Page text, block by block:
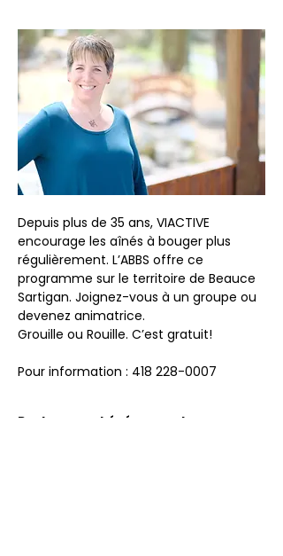
Depuis plus de 35 ans, VIACTIVE
encourage les aînés à bouger plus
régulièrement. L’ABBS offre ce
programme sur le territoire de Beauce
Sartigan. Joignez-vous à un groupe ou
devenez animatrice.
Grouille ou Rouille. C’est gratuit!
Pour information : 418 228-0007
Partager cet événement